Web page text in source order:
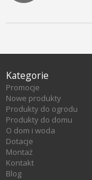
Kategorie
Promocje
Nowe produkty
Produkty do ogrodu
Produkty do domu
O dom i woda
Dotacje
Montaż
Kontakt
Blog